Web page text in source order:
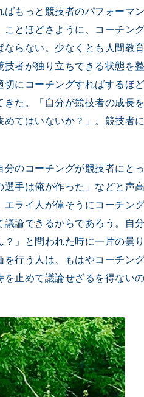
もっと競技者のパフォーマ
とほどさように、コーチン
らない。少なくとも人間教
者が独り立ちできる状態を
にコーチングすればするほ
た。「自分が競技者の成長
てはいないか？」。競技者
のコーチングが競技者にと
手は俺が作った」などと声
ライ人が偉そうにコーチン
論できるからであろう。自
」と問われた時に一片の曇
行う人は、もはやコーチン
止めて議論せざるを得ない